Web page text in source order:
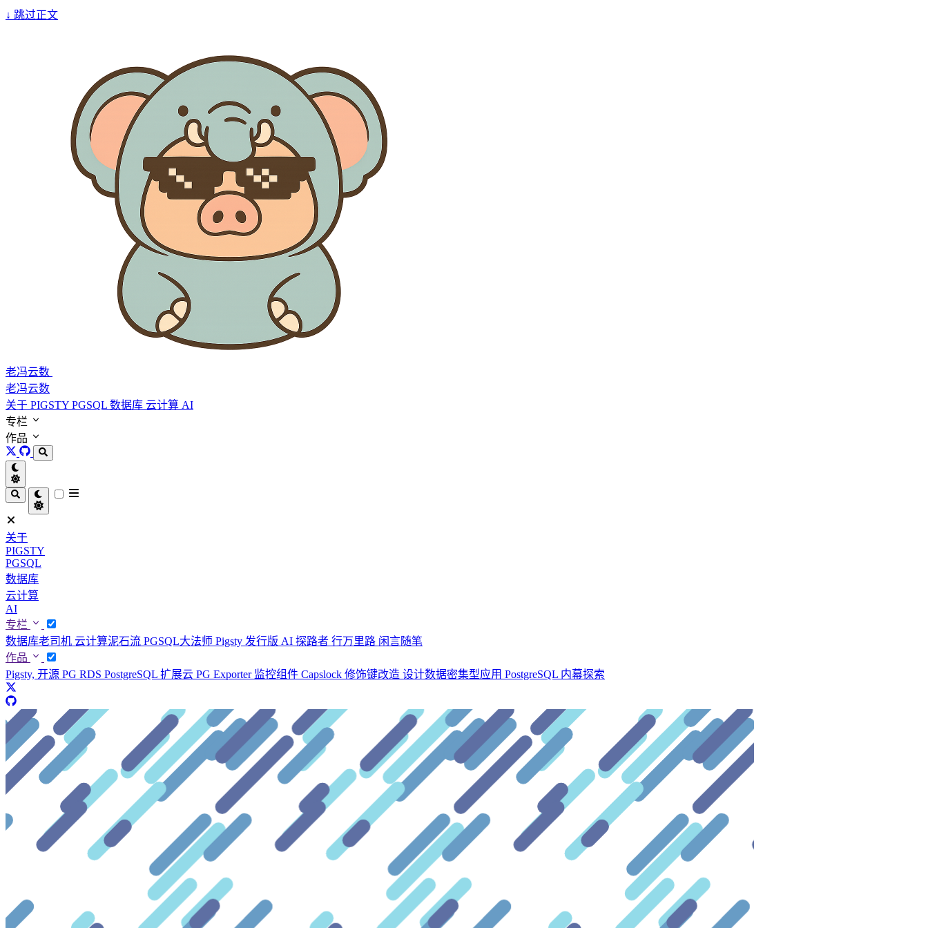
↓ 跳过正文
老冯云数
老冯云数
关于 PIGSTY PGSQL 数据库 云计算 AI
专栏
作品
关于
PIGSTY
PGSQL
数据库
云计算
AI
专栏
数据库老司机 云计算泥石流 PGSQL大法师 Pigsty 发行版 AI 探路者 行万里路 闲言随笔
作品
Pigsty, 开源 PG RDS PostgreSQL 扩展云 PG Exporter 监控组件 Capslock 修饰键改造 设计数据密集型应用 PostgreSQL 内幕探索